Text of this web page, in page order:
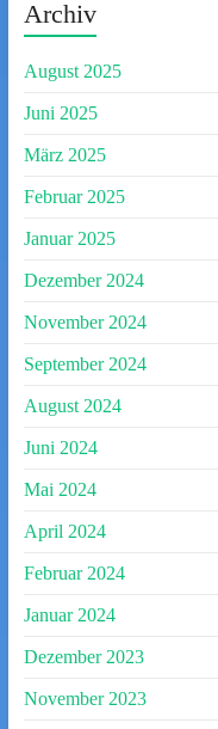
Archiv
August 2025
Juni 2025
März 2025
Februar 2025
Januar 2025
Dezember 2024
November 2024
September 2024
August 2024
Juni 2024
Mai 2024
April 2024
Februar 2024
Januar 2024
Dezember 2023
November 2023